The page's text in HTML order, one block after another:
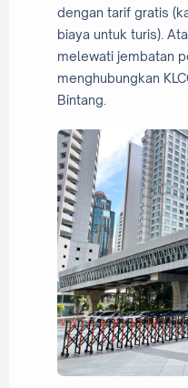
dengan tarif gratis
biaya untuk turis).
melewati jembatan
menghubungkan
Bintang.